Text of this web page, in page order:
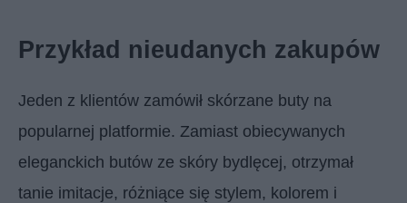
Przykład nieudanych zakupów
Jeden z klientów zamówił skórzane buty na
popularnej platformie. Zamiast obiecywanych
eleganckich butów ze skóry bydlęcej, otrzymał
tanie imitacje, różniące się stylem, kolorem i